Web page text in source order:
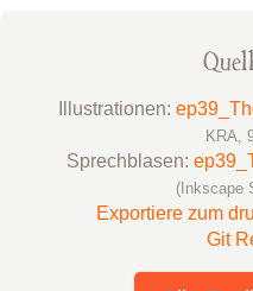
Illustrationen:
KRA,
Sprechblasen:
(Inkscape
Exportiere zum
Git